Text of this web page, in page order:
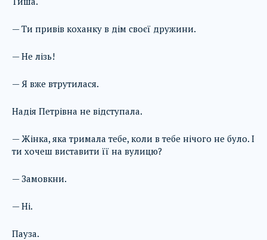
— Ти привів коханку в дім своєї дружини.
— Не лізь!
— Я вже втрутилася.
Надія Петрівна не відступала.
— Жінка, яка тримала тебе, коли в тебе нічого не було. І
ти хочеш виставити її на вулицю?
— Замовкни.
— Ні.
Пауза.